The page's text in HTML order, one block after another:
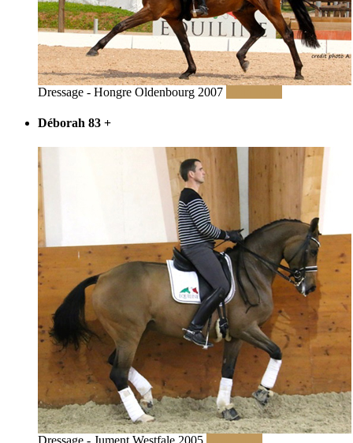
Dressage - Hongre Oldenbourg 2007
Déborah 83 +
Dressage - Jument Westfale 2005